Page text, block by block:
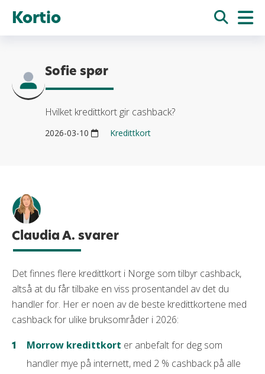
Kortio
Sofie spør
Hvilket kredittkort gir cashback?
2026-03-10 Kredittkort
Claudia A. svarer
Det finnes flere kredittkort i Norge som tilbyr cashback,
altså at du får tilbake en viss prosentandel av det du
handler for. Her er noen av de beste kredittkortene med
cashback for ulike bruksområder i 2026:
Morrow kredittkort er anbefalt for deg som
handler mye på internett, med 2 % cashback på alle